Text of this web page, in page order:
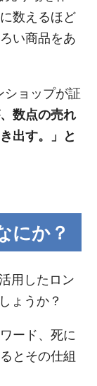
数えるほど
い商品をあ
ショップが証
数点の売れ
出す。」と
にか？
用したロン
ょうか？
ード、死に
とその仕組